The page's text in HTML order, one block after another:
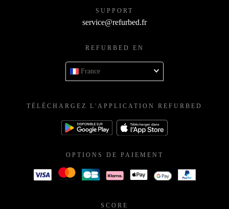
SUPPORT
service@refurbed.fr
REFURBED EN
France
TÉLÉCHARGEZ L'APPLICATION REFURBED
OPTIONS DE PAIEMENT
SCORE